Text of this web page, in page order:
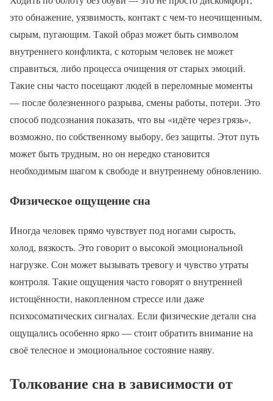
это обнажение, уязвимость, контакт с чем-то неочищенным,
сырым, пугающим. Такой образ может быть символом
внутреннего конфликта, с которым человек не может
справиться, либо процесса очищения от старых эмоций.
Такие сны часто посещают людей в переломные моменты
— после болезненного разрыва, смены работы, потери. Это
способ подсознания показать, что вы «идёте через грязь»,
возможно, по собственному выбору, без защиты. Этот путь
может быть трудным, но он нередко становится
необходимым шагом к свободе и внутреннему обновлению.
Физическое ощущение сна
Иногда человек прямо чувствует под ногами сырость,
холод, вязкость. Это говорит о высокой эмоциональной
нагрузке. Сон может вызывать тревогу и чувство утраты
контроля. Такие ощущения часто говорят о внутренней
истощённости, накопленном стрессе или даже
психосоматических сигналах. Если физические детали сна
ощущались особенно ярко — стоит обратить внимание на
своё телесное и эмоциональное состояние наяву.
Толкование сна в зависимости от